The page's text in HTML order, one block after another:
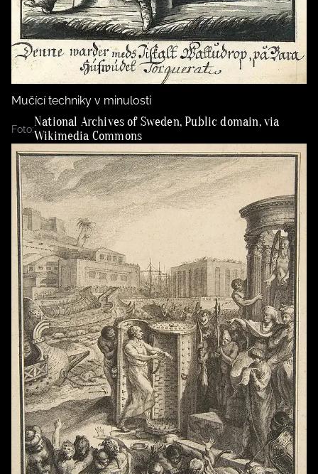
Mučící techniky v minulosti
Foto:National Archives of Sweden, Public domain, via
Wikimedia Commons